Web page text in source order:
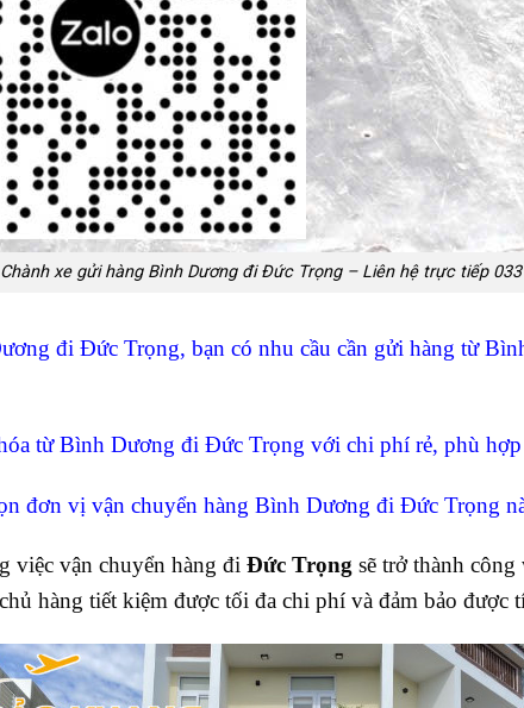
Chành xe gửi hàng Bình Dương đi Đức Trọng – Liên hệ trực tiếp
đi Đức Trọng, bạn có nhu cầu cần gửi hàng từ
từ Bình Dương đi Đức Trọng với chi phí rẻ, phù hợp
đơn vị vận chuyển hàng Bình Dương đi Đức Trọng
việc vận chuyển hàng đi Đức Trọng sẽ trở thành
hàng tiết kiệm được tối đa chi phí và đảm bảo được